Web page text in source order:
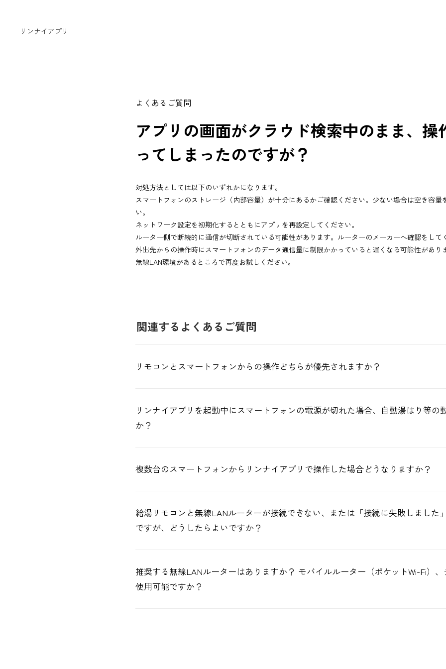
リンナイアプリ
よくあるご質問
アプリの画面がクラウド検索中のまま、操
ってしまったのですが？
対処方法としては以下のいずれかになります。
スマートフォンのストレージ（内部容量）が十分にあるかご確認ください。少ない場合は空き容量
い。
ネットワーク設定を初期化するとともにアプリを再設定してください。
ルーター側で断続的に通信が切断されている可能性があります。ルーターのメーカーへ確認をして
外出先からの操作時にスマートフォンのデータ通信量に制限かかっていると遅くなる可能性があり
無線LAN環境があるところで再度お試しください。
関連するよくあるご質問
リモコンとスマートフォンからの操作どちらが優先されますか？
リンナイアプリを起動中にスマートフォンの電源が切れた場合、自動湯はり等の
か？
複数台のスマートフォンからリンナイアプリで操作した場合どうなりますか？
給湯リモコンと無線LANルーターが接続できない、または「接続に失敗しました
ですが、どうしたらよいですか？
推奨する無線LANルーターはありますか？ モバイルルーター（ポケットWi-Fi）、
使用可能ですか？